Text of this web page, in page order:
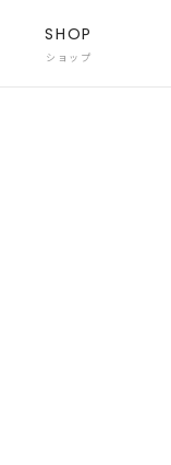
SHOP
ショップ